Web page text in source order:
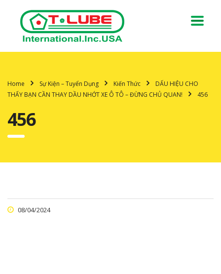
Home Sự Kiện – Tuyển Dụng Kiến Thức
DẤU HIỆU CHO
THẤY BẠN CẦN THAY DẦU NHỚT XE Ô TÔ – ĐỪNG CHỦ QUAN!
456
456
08/04/2024